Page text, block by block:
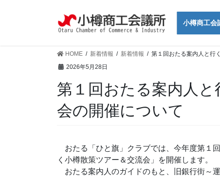
小樽商工会
HOME 新着情報 新着情報
第１回おたる案内人と行
2026年5月28日
第１回おたる案内人
会の開催について
おたる「ひと旗」クラブでは、今年度第１
く小樽散策ツアー＆交流会」を開催します。
おたる案内人のガイドのもと、旧銀行街～